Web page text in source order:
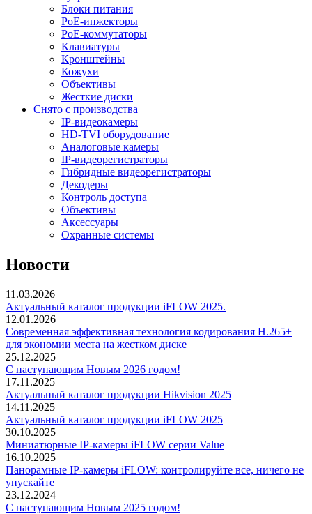
Блоки питания
PoE-инжекторы
PoE-коммутаторы
Клавиатуры
Кронштейны
Кожухи
Объективы
Жесткие диски
Снято с производства
IP-видеокамеры
HD-TVI оборудование
Аналоговые камеры
IP-видеорегистраторы
Гибридные видеорегистраторы
Декодеры
Контроль доступа
Объективы
Аксессуары
Охранные системы
Новости
11.03.2026
Актуальный каталог продукции iFLOW 2025.
12.01.2026
Современная эффективная технология кодирования H.265+
для экономии места на жестком диске
25.12.2025
С наступающим Новым 2026 годом!
17.11.2025
Актуальный каталог продукции Hikvision 2025
14.11.2025
Актуальный каталог продукции iFLOW 2025
30.10.2025
Миниатюрные IP-камеры iFLOW серии Value
16.10.2025
Панорамные IP-камеры iFLOW: контролируйте все, ничего не
упускайте
23.12.2024
С наступающим Новым 2025 годом!